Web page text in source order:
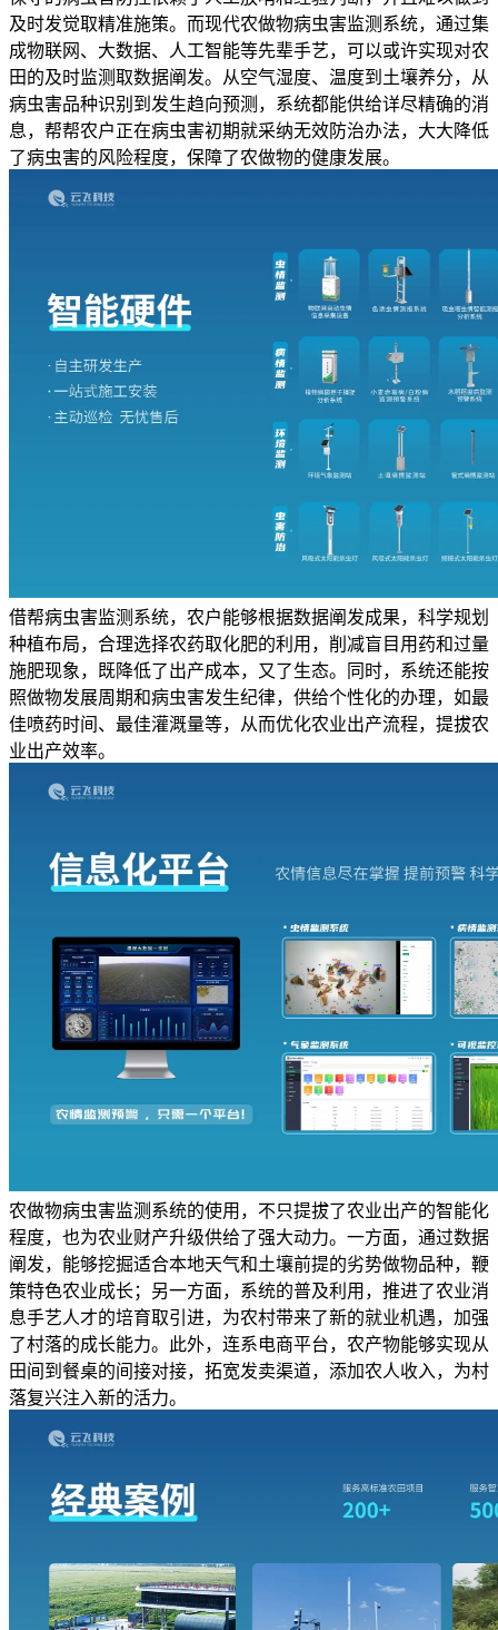
及时发觉取精准施策。而现代农做物病虫害监测系统，通过集
成物联网、大数据、人工智能等先辈手艺，可以或许实现对农
田的及时监测取数据阐发。从空气湿度、温度到土壤养分，从
病虫害品种识别到发生趋向预测，系统都能供给详尽精确的消
息，帮帮农户正在病虫害初期就采纳无效防治办法，大大降低
了病虫害的风险程度，保障了农做物的健康发展。
借帮病虫害监测系统，农户能够根据数据阐发成果，科学规划
种植布局，合理选择农药取化肥的利用，削减盲目用药和过量
施肥现象，既降低了出产成本，又了生态。同时，系统还能按
照做物发展周期和病虫害发生纪律，供给个性化的办理，如最
佳喷药时间、最佳灌溉量等，从而优化农业出产流程，提拔农
业出产效率。
农做物病虫害监测系统的使用，不只提拔了农业出产的智能化
程度，也为农业财产升级供给了强大动力。一方面，通过数据
阐发，能够挖掘适合本地天气和土壤前提的劣势做物品种，鞭
策特色农业成长；另一方面，系统的普及利用，推进了农业消
息手艺人才的培育取引进，为农村带来了新的就业机遇，加强
了村落的成长能力。此外，连系电商平台，农产物能够实现从
田间到餐桌的间接对接，拓宽发卖渠道，添加农人收入，为村
落复兴注入新的活力。